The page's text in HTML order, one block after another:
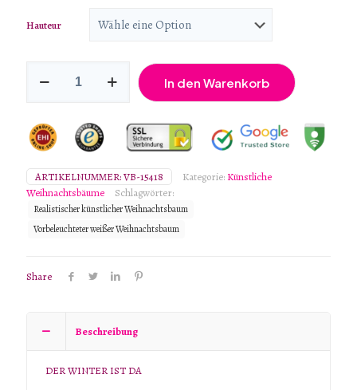
bis
Hauteur
Yukon®-
In den Warenkorb
ARTIKELNUMMER:VB-15418 Kategorie: Künstliche
Weihnachtsbäume
Schlagwörter:
Realistischer künstlicher Weihnachtsbaum
Vorbeleuchteter weißer Weihnachtsbaum
Share
Beschreibung
DER WINTER IST DA